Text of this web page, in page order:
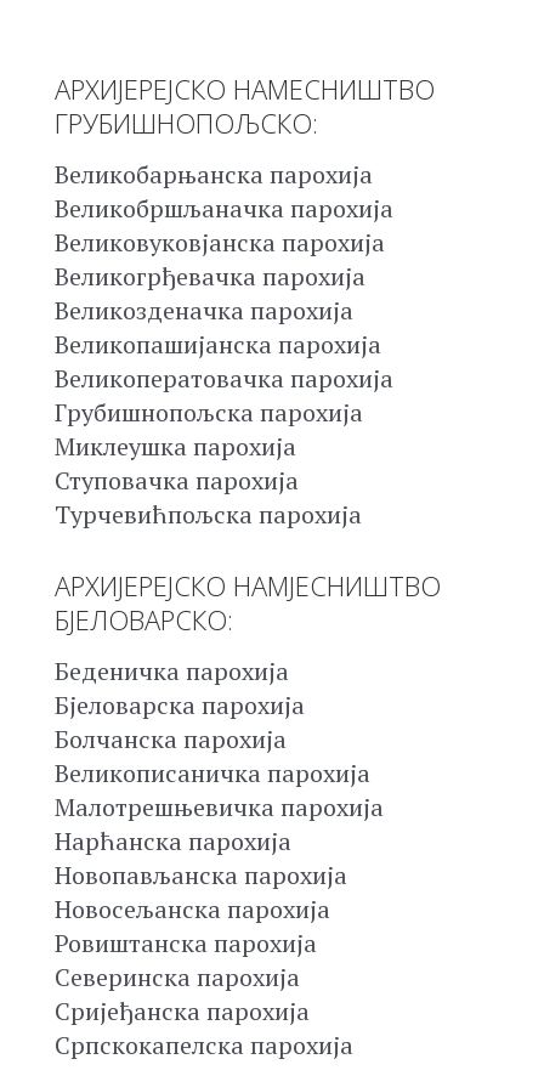
АРХИЈЕРЕЈСКО НАМЕСНИШТВО
ГРУБИШНОПОЉСКО:
Великобарњанска парохија
Великобршљаначка парохија
Великовуковјанска парохија
Великогрђевачка парохија
Великозденачка парохија
Великопашијанска парохија
Великоператовачка парохија
Грубишнопољска парохија
Миклеушка парохија
Ступовачка парохија
Турчевићпољска парохија
АРХИЈЕРЕЈСКО НАМЈЕСНИШТВО
БЈЕЛОВАРСКО:
Беденичка парохија
Бјеловарска парохија
Болчанска парохија
Великописаничка парохија
Малотрешњевичка парохија
Нарћанска парохија
Новопављанска парохија
Новосељанска парохија
Ровиштанска парохија
Северинска парохија
Сријеђанска парохија
Српскокапелска парохија